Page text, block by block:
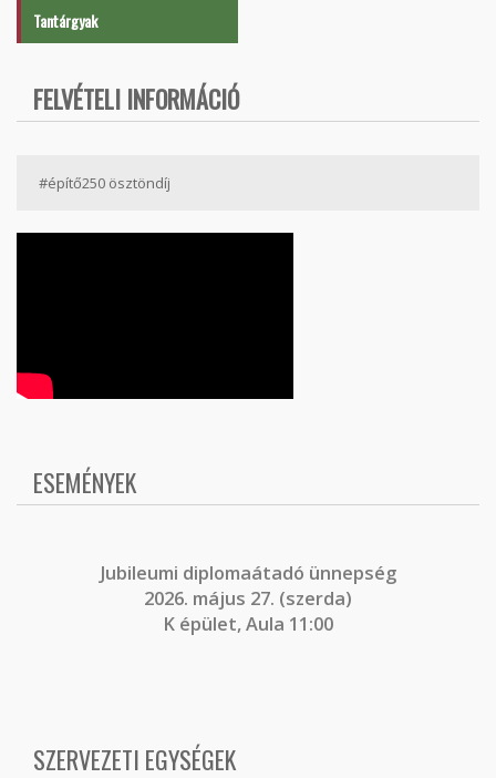
Tantárgyak
FELVÉTELI INFORMÁCIÓ
#építő250 ösztöndíj
ESEMÉNYEK
Jubileumi diplomaátadó ünnepség
2026. május 27. (szerda)
K épület, Aula 11:00
SZERVEZETI EGYSÉGEK